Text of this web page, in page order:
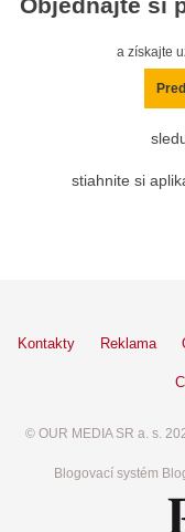
a získajte
stiahnite si
Kontakty Reklama
© OUR MEDIA SR a. s.
Blogovací systém